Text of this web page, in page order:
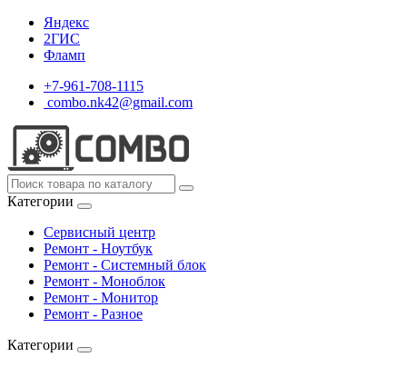
Яндекс
2ГИС
Фламп
+7-961-708-1115
combo.nk42@gmail.com
Категории
Сервисный центр
Ремонт - Ноутбук
Ремонт - Системный блок
Ремонт - Моноблок
Ремонт - Монитор
Ремонт - Разное
Категории